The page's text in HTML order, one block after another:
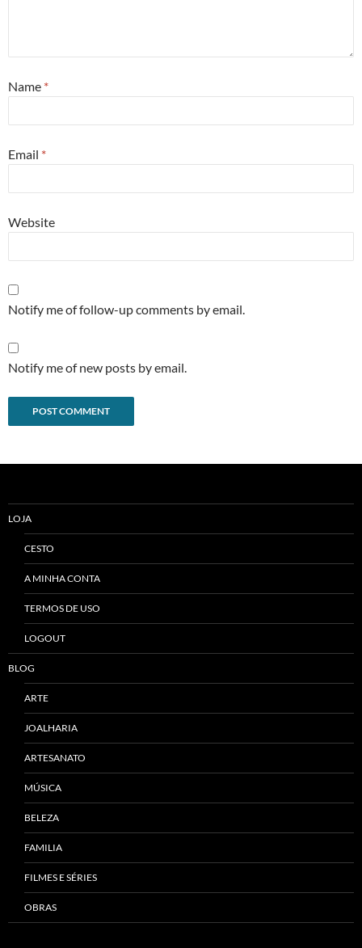
Name *
Email *
Website
Notify me of follow-up comments by email.
Notify me of new posts by email.
LOJA
CESTO
A MINHA CONTA
TERMOS DE USO
LOGOUT
BLOG
ARTE
JOALHARIA
ARTESANATO
MÚSICA
BELEZA
FAMILIA
FILMES E SÉRIES
OBRAS